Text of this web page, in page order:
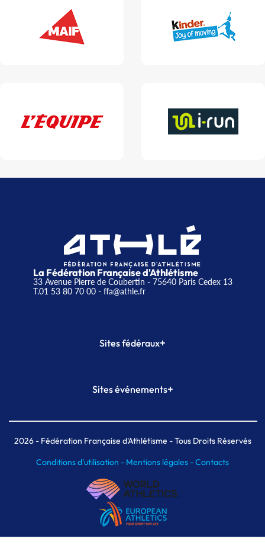
La Fédération Française d'Athlétisme
33 Avenue Pierre de Coubertin - 75640 Paris Cedex 13
T.01 53 80 70 00- ffa@athle.fr
Sites fédéraux+
Plateforme Formation
Sites événements+
Meeting de Paris indoor
MAIF Ekiden de Paris
2026- Fédération Française d'Athlétisme - Tous Droits Réservés
Conditions d'utilisation - Mentions légales -Contacts